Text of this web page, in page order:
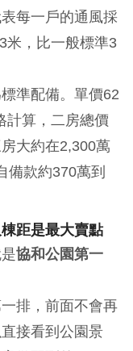
每一戶的通風採
米，比一般標準3
準配備。單價62
計算，二房總價
大約在2,300萬
備款約370萬到
距是最大賣點
協和公園第一
排，前面不會再
接看到公園景